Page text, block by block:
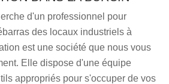
d'un professionnel pour
des locaux industriels à
est une société que nous vous
Elle dispose d'une équipe
appropriés pour s'occuper de vos